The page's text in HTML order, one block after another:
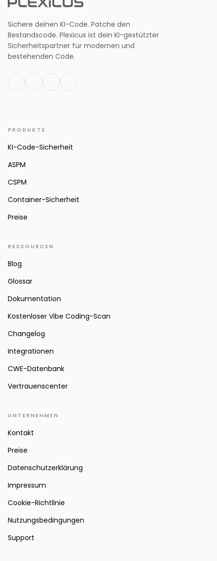
Sichere deinen KI-Code. Patche den
Bestandscode. Plexicus ist dein KI-gestützter
Sicherheitspartner für modernen und
bestehenden Code.
PRODUKTE
KI-Code-Sicherheit
ASPM
CSPM
Container-Sicherheit
Preise
RESSOURCEN
Blog
Glossar
Dokumentation
Kostenloser Vibe Coding-Scan
Changelog
Integrationen
CWE-Datenbank
Vertrauenscenter
UNTERNEHMEN
Kontakt
Preise
Datenschutzerklärung
Impressum
Cookie-Richtlinie
Nutzungsbedingungen
Support